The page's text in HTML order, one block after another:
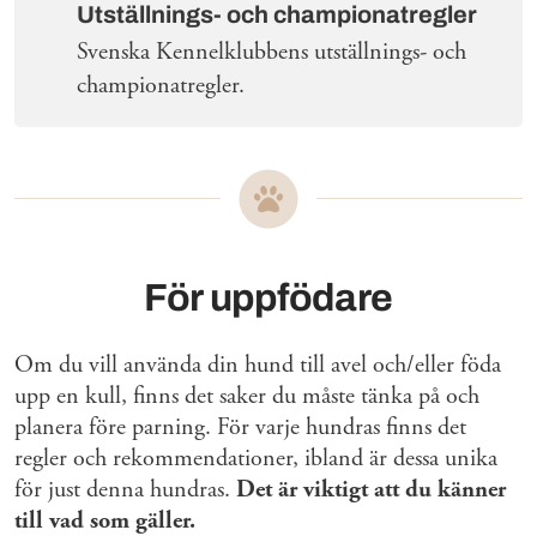
Utställnings- och championatregler
Svenska Kennelklubbens utställnings- och
championatregler.
För uppfödare
Om du vill använda din hund till avel och/eller föda
upp en kull, finns det saker du måste tänka på och
planera före parning. För varje hundras finns det
regler och rekommendationer, ibland är dessa unika
för just denna hundras. Det är viktigt att du känner
till vad som gäller.